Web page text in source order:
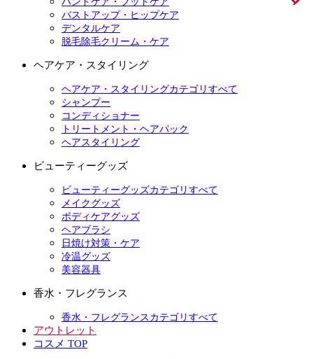
バストアップ・ヒップケア
デンタルケア
脱毛除毛クリーム・ケア
ヘアケア・スタイリング
ヘアケア・スタイリングカテゴリすべて
シャンプー
コンディショナー
トリートメント・ヘアパック
ヘアスタイリング
ビューティーグッズ
ビューティーグッズカテゴリすべて
メイクグッズ
ボディケアグッズ
ヘアブラシ
日焼け対策・ケア
冷温グッズ
美容器具
香水・フレグランス
香水・フレグランスカテゴリすべて
アウトレット
コスメ TOP